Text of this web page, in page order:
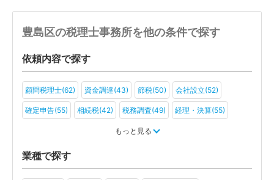
豊島区の税理士事務所を他の条件で探す
依頼内容で探す
顧問税理士(62) 資金調達(43) 節税(50) 会社設立(52)
確定申告(55) 相続税(42) 税務調査(49) 経理・決算(55)
もっと見る
業種で探す